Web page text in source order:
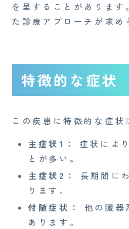
を呈することがありま
た診療アプローチが求め
特徴的な症状
この疾患に特徴的な症状
主症状1：
症状によ
とが多い。
主症状2：
長期間に
ります。
付随症状：
他の臓器
あります。